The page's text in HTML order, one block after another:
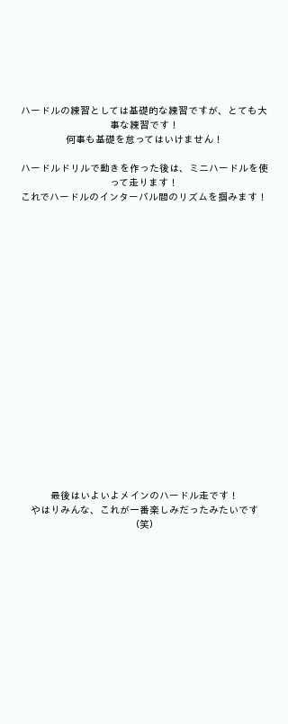
ハードルの練習としては基礎的な練習ですが、とても大
事な練習です！
何事も基礎を怠ってはいけません！
ハードルドリルで動きを作った後は、ミニハードルを使
って走ります！
これでハードルのインターバル間のリズムを掴みます！
最後はいよいよメインのハードル走です！
やはりみんな、これが一番楽しみだったみたいです
（笑）